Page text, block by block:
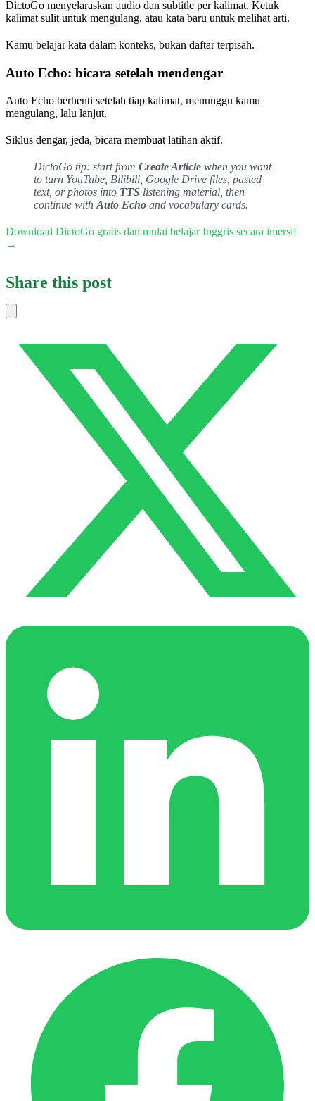
DictoGo menyelaraskan audio dan subtitle per kalimat. Ketuk
kalimat sulit untuk mengulang, atau kata baru untuk melihat arti.
Kamu belajar kata dalam konteks, bukan daftar terpisah.
Auto Echo: bicara setelah mendengar
Auto Echo berhenti setelah tiap kalimat, menunggu kamu
mengulang, lalu lanjut.
Siklus dengar, jeda, bicara membuat latihan aktif.
DictoGo tip: start from Create Article when you want
to turn YouTube, Bilibili, Google Drive files, pasted
text, or photos into TTS listening material, then
continue with Auto Echo and vocabulary cards.
Download DictoGo gratis dan mulai belajar Inggris secara imersif
→
Share this post